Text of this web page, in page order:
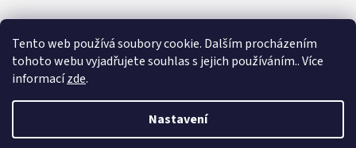
Tento web používá soubory cookie. Dalším procházením
tohoto webu vyjadřujete souhlas s jejich používáním.. Více
informacízde.
Nastavení
Vytvořil Shoptet
Copyright 2026Eshop - Rystol technology s.r.o.. Všechna práva